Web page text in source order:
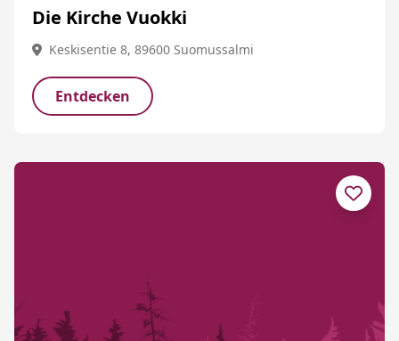
Die Kirche Vuokki
Keskisentie 8, 89600 Suomussalmi
Entdecken